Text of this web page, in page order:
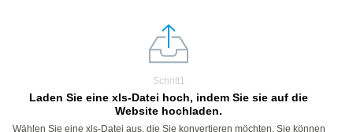
Schritt1
Laden Sie eine xls-Datei hoch, indem Sie sie auf die
Website hochladen.
Wählen Sie eine xls-Datei aus, die Sie konvertieren möchten. Sie können